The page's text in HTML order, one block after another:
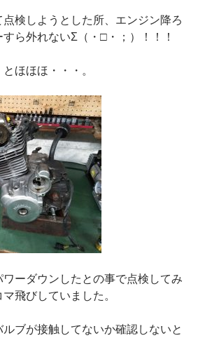
検しようとした所、エンジン降ろ
ら外れないΣ（・□・；）！！！
ほほほ・・・。
ーダウンしたとの事で点検してみ
飛びしていました。
ブが接触してないか確認しないと